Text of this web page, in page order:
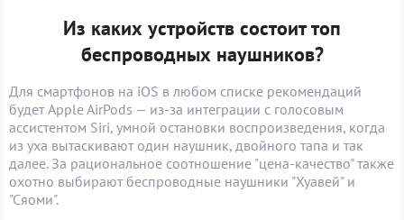
Из каких устройств состоит топ
беспроводных наушников?
Для смартфонов на iOS в любом списке рекомендаций
будет Apple AirPods — из-за интеграции с голосовым
ассистентом Siri, умной остановки воспроизведения, когда
из уха вытаскивают один наушник, двойного тапа и так
далее. За рациональное соотношение "цена-качество" также
охотно выбирают беспроводные наушники "Хуавей" и
"Сяоми".